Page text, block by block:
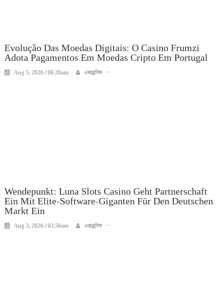
Evolução Das Moedas Digitais: O Casino Frumzi
Adota Pagamentos Em Moedas Cripto Em Portugal
Aug 5, 2026 / 08:28am এক্সক্লুসিভ
Wendepunkt: Luna Slots Casino Geht Partnerschaft
Ein Mit Elite-Software-Giganten Für Den Deutschen
Markt Ein
Aug 3, 2026 / 03:50am এক্সক্লুসিভ